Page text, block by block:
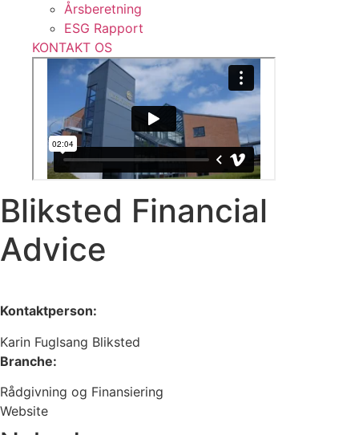
Årsberetning
ESG Rapport
KONTAKT OS
Bliksted Financial
Advice
Kontaktperson:
Karin Fuglsang Bliksted
Branche:
Rådgivning og Finansiering
Website